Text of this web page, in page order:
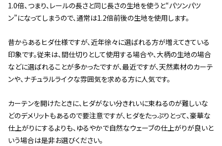
1.0倍、つまり、レールの長さと同じ長さの生地を使うと“パツンパツ
ン”になってしまうので、通常は1.2倍前後の生地を使用します。
昔からあるヒダ仕様ですが、近年徐々に選ばれる方が増えてきている
印象です。従来は、間仕切りとして使用する場合や、大柄の生地の場合
などに選ばれることが多かったですが、最近ですが、天然素材のカーテ
ンや、ナチュラルライクな雰囲気を求める方に人気です。
カーテンを開けたときに、ヒダがない分きれいに束ねるのが難しいな
どのデメリットもあるので要注意ですが、ヒダをたっぷりとって、豪華な
仕上がりにするよりも、ゆるやかで自然なウェーブの仕上がりが良いと
いう場合は是非お選びください。